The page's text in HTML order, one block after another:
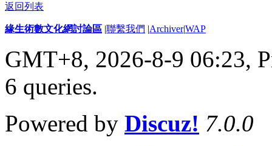
返回列表
緣生術數文化網討論區 |聯繫我們 |Archiver|WAP
GMT+8, 2026-8-9 06:23,
6 queries.
Powered by Discuz! 7.0.0